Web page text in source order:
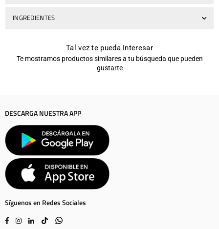
INGREDIENTES
Tal vez te pueda Interesar
Te mostramos productos similares a tu búsqueda que pueden
gustarte
DESCARGA NUESTRA APP
Síguenos en Redes Sociales
FacebookInstagram
LinkedinTikTokWhatsapp